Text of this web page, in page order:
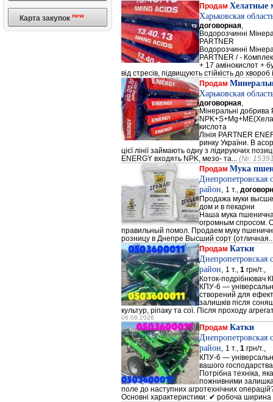
Карта закупок new
Продам Хелатные
Харьковская
договорная
Водорозчинні
PARTNER
Водорозчинні
PARTNER / -
+ 17 амінокислот +
від стресів, підвищують стійкість до хвороб
Продам
Харьковская
договорная
Мінеральні добрива
кислота
Лінія PARTNER
ринку України. В
цієї лінії займають одну з лідируючих
ENERGY входять NPK, мезо- та... (№:
Продам Мука
Днепропетровская
район, 1 т.,
Продажа муки
дом и в пекарни
Наша мука
огромным спросом.
правильный помол. Продаем муку
розницу в Днепре Высший сорт
Продам Катки
Днепропетровская
район, 1 т., 1 грн/т.,
Коток-подрібнювач
КПУ-6 —
створений для
залишків після
культур, ріпаку та сої. Після проходу
06.08.2026
Продам Катки
Днепропетровская
район, 1 т., 1 грн/т.,
КПУ-6 —
вашого господарства
Потрібна техніка,
пожнивними
поле до наступних агротехнічних
Основні характеристики: ✔ робоча